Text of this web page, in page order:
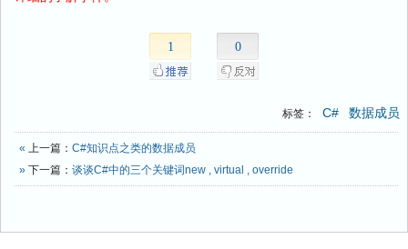
1 0
标签： C# 数据成员
« 上一篇： C#知识点之类的数据成员
» 下一篇： 谈谈C#中的三个关键词new , virtual , override